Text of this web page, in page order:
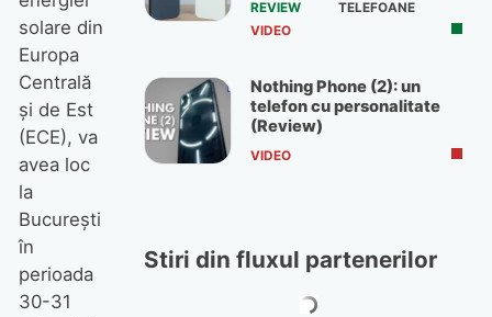
solare din
Europa
Centrală
și de Est
(ECE), va
avea loc
la
București
în
perioada
30-31
REVIEW
TELEFOANE
VIDEO
Nothing Phone (2): un
telefon cu personalitate
(Review)
VIDEO
Stiri din fluxul partenerilor